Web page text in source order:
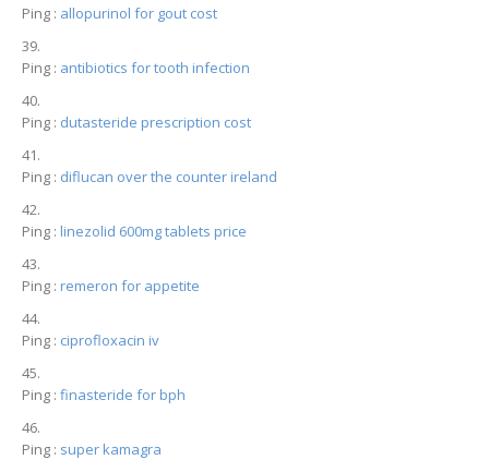
Ping : allopurinol for gout cost
Ping : antibiotics for tooth infection
Ping : dutasteride prescription cost
Ping : diflucan over the counter ireland
Ping : linezolid 600mg tablets price
Ping : remeron for appetite
Ping : ciprofloxacin iv
Ping : finasteride for bph
Ping : super kamagra